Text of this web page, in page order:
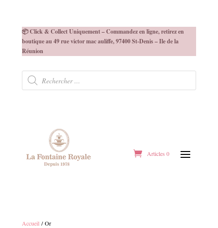
📦 Click & Collect Uniquement – Commandez en ligne, retirez en
boutique au 49 rue victor mac auliffe, 97400 St-Denis – Ile de la
Réunion
Recherche
produits
Articles 0
Accueil / Or